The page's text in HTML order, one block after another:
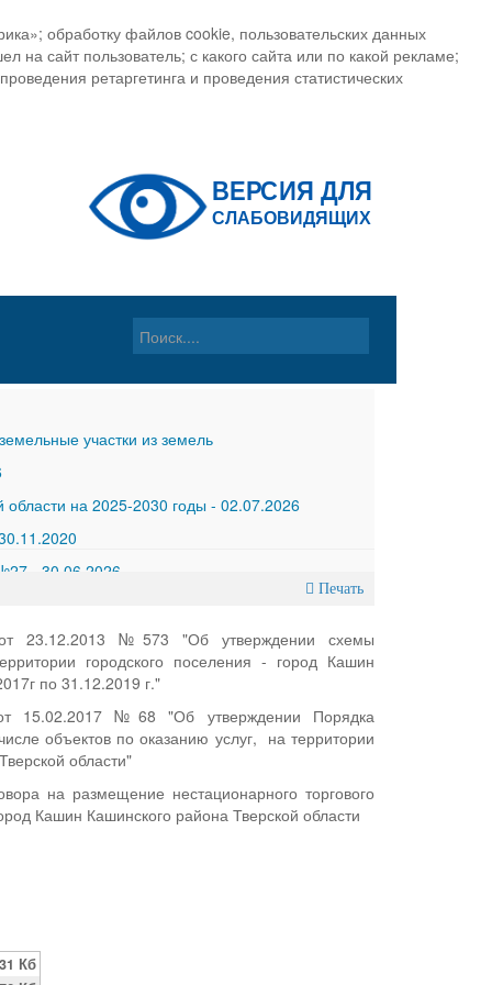
обработку файлов cookie, пользовательских данных
на сайт пользователь; с какого сайта или по какой рекламе;
ретаргетинга и проведения статистических
участки из земель
области на 2025-2030 годы - 02.07.2026
30.06.2026
Печать
от 23.12.2013 №573 "Об утверждении схемы
городского поселения - город Кашин
по 31.12.2019 г."
от 15.02.2017 №68 "Об утверждении Порядка
объектов по оказанию услуг, на территории
области"
на размещение нестационарного торгового
Кашин Кашинского района Тверской области
31 Кб